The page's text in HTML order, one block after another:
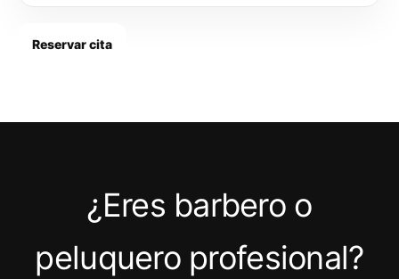
Reservar cita
¿Eres barbero o
peluquero profesional?